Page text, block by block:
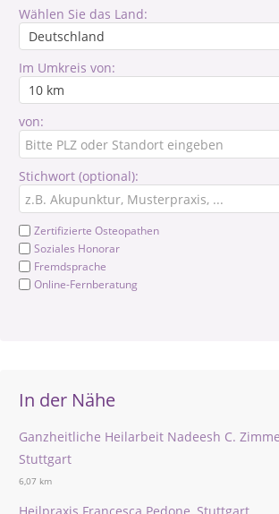
Wählen Sie das Land:
Im Umkreis von:
von:
Stichwort (optional):
Zertifizierte Osteopathen
Soziales Honorar
Fremdsprache
Online-Fernberatung
In der Nähe
Ganzheitliche Heilarbeit Nadeesh C.
Stuttgart
6,07 km